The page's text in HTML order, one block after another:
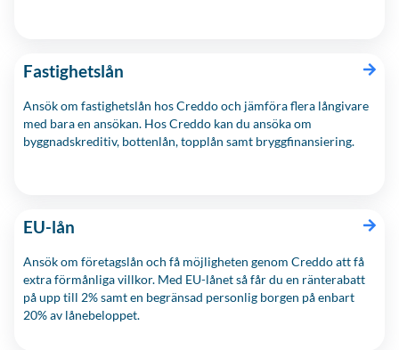
Fastighetslån
Ansök om fastighetslån hos Creddo och jämföra flera långivare
med bara en ansökan. Hos Creddo kan du ansöka om
byggnadskreditiv, bottenlån, topplån samt bryggfinansiering.
EU-lån
Ansök om företagslån och få möjligheten genom Creddo att få
extra förmånliga villkor. Med EU-lånet så får du en ränterabatt
på upp till 2% samt en begränsad personlig borgen på enbart
20% av lånebeloppet.